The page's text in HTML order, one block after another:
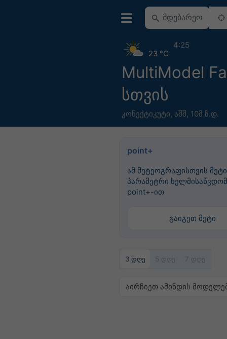
MultiModel
სთვის
კონექტიკუტი, აშშ, 10მ ზ.დ.
23 °C
4:25
point+
ამ მეტეოგრაფისთვის მეტი
პარამეტრი
point+-ით
გაიგეთ მეტი
3 დღე 5 დღე
აირჩიეთ ამინდის